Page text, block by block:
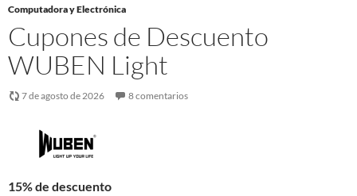
Computadora y Electrónica
Cupones de Descuento
WUBEN Light
7 de agosto de 2026 8 comentarios
15% de descuento